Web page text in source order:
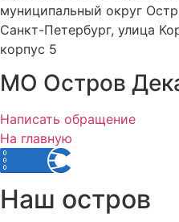
муниципальный округ
Санкт-Петербург, улица
корпус 5
МО Остров
Написать обращение
На главную
Наш остров